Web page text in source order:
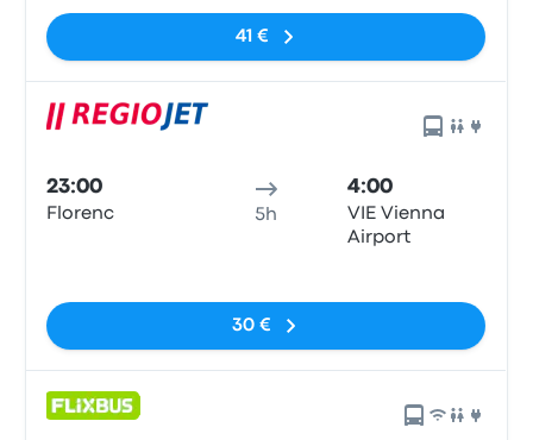
41 €
23:00
Florenc 5h
4:00
VIE Vienna
Airport
30 €